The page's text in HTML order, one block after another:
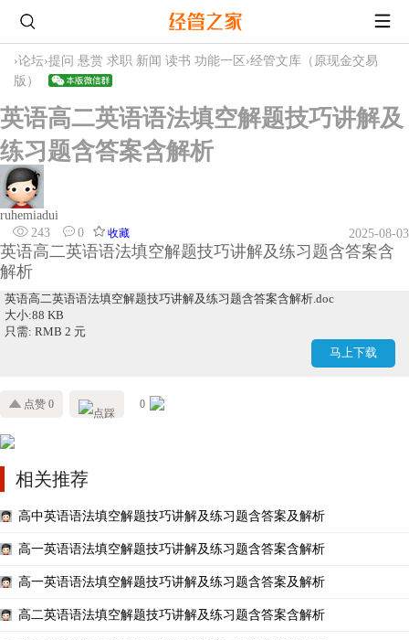
›论坛›提问 悬赏 求职 新闻 读书 功能一区 ›经管文库（原现金交易
版）
英语高二英语语法填空解题技巧讲解及
练习题含答案含解析
ruhemiadui
243
0 收藏 2025-08-03
英语高二英语语法填空解题技巧讲解及练习题含答案含
解析
英语高二英语语法填空解题技巧讲解及练习题含答案含解析.doc
大小:88 KB
只需: RMB 2 元
马上下载
点赞 0 0
相关推荐
高中英语语法填空解题技巧讲解及练习题含答案及解析
高一英语语法填空解题技巧讲解及练习题含答案含解析
高一英语语法填空解题技巧讲解及练习题含答案及解析
高二英语语法填空解题技巧讲解及练习题含答案含解析